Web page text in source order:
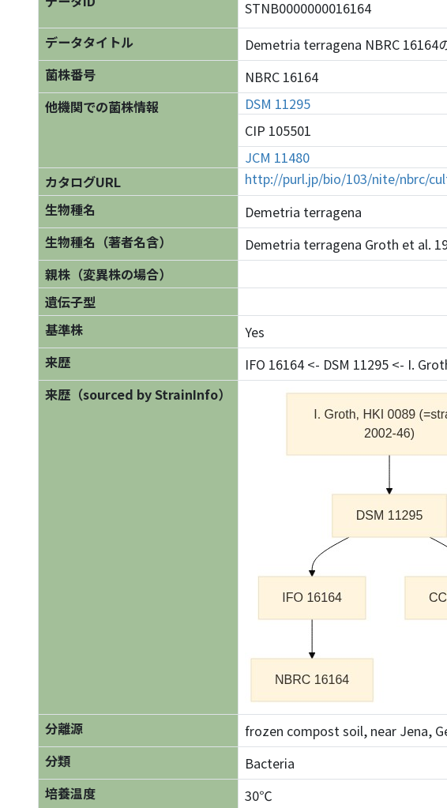
STNB0000000016164
データタイトル
Demetria terragena NBRC 16164
菌株番号
NBRC 16164
他機関での菌株情報
DSM 11295
CIP 105501
JCM 11480
カタログURL
http://purl.jp/bio/103/nite/nbrc/
生物種名
Demetria terragena
生物種名（著者名含）
Demetria terragena Groth et al.
親株（変異株の場合）
遺伝子型
基準株
Yes
来歴
IFO 16164 <- DSM 11295 <- I.
来歴（sourced by StrainInfo）
分離源
frozen compost soil, near Jena,
分類
Bacteria
培養温度
30℃